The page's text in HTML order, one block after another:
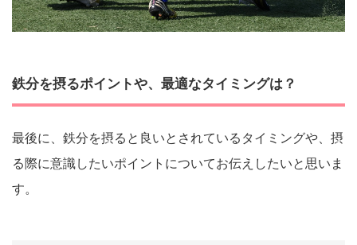
鉄分を摂るポイントや、最適なタイミングは？
最後に、鉄分を摂ると良いとされているタイミングや、摂
る際に意識したいポイントについてお伝えしたいと思いま
す。